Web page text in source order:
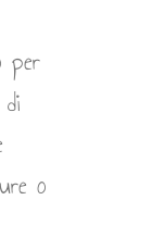
per
o